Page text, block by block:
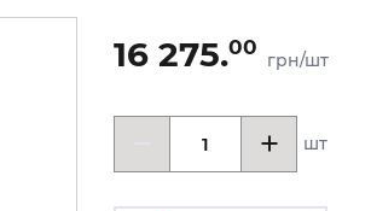
16 275.00
грн/шт
шт